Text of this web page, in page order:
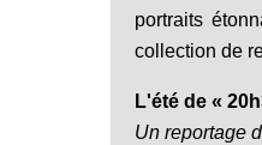
portraits
collection de
L'été de «
Un reportage